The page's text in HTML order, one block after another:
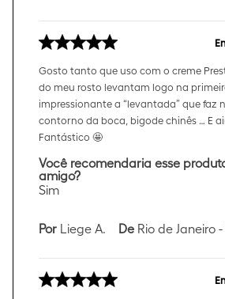
Gosto tanto que uso com o creme
do meu rosto levantam logo na
impressionante a “levantada” que faz
contorno da boca, bigode chinês … E
Fantástico 🤩
Você recomendaria esse
amigo?
Sim
Por Liege A. De Rio de Janeiro -